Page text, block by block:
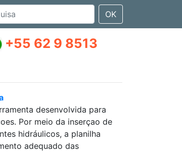
OK
+55 62 9 8513
desenvolvida para
Por meio da inserçao de
hidráulicos, a planilha
adequado das